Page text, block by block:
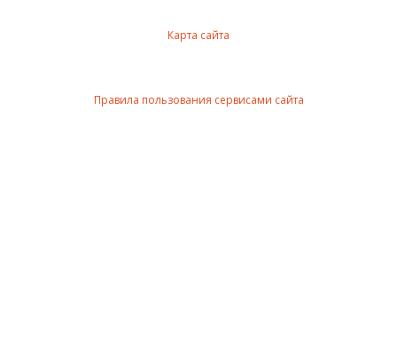
Карта сайта
Правила пользования сервисами сайта